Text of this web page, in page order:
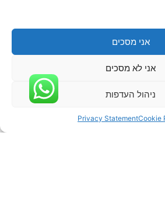
אני מסכים
אני לא מסכים
ניהול העדפות
Cookie
Privacy Statement